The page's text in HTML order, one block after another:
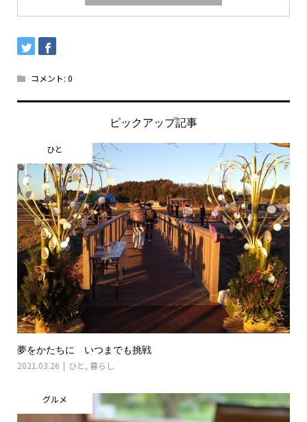
コメント: 0
ピックアップ記事
ひと
夢をかたちに いつまでも挑戦
2021.03.26 ひと , 暮らし
グルメ